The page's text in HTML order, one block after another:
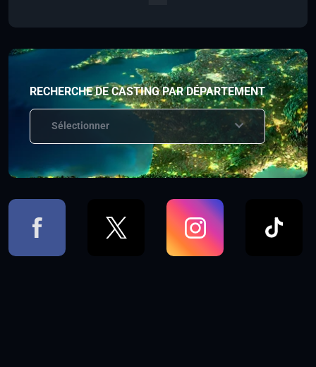
RECHERCHE DE CASTING PAR DÉPARTEMENT
Sélectionner